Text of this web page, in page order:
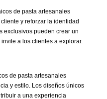
de pasta artesanales
y reforzar la identidad
exclusivos pueden crear un
a los clientes a explorar.
de pasta artesanales
y estilo. Los diseños únicos
a una experiencia